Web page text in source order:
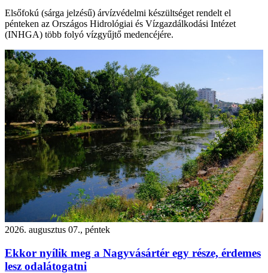
Elsőfokú (sárga jelzésű) árvízvédelmi készültséget rendelt el
pénteken az Országos Hidrológiai és Vízgazdálkodási Intézet
(INHGA) több folyó vízgyűjtő medencéjére.
2026. augusztus 07., péntek
Ekkor nyílik meg a Nagyvásártér egy része, érdemes
lesz odalátogatni